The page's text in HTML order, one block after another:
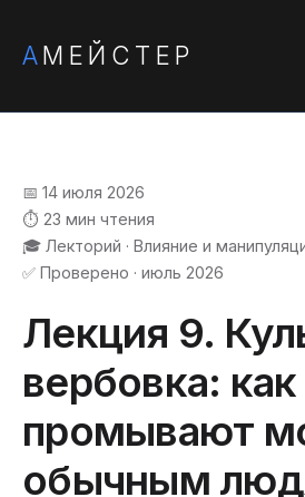
АМЕЙСТЕР
📅 14 июля 2026
⏱️ 23 мин чтения
🎓 Лекторий · Влияние и
✅ Проверено · июль 2026
Лекция 9.
вербовка: как
промывают
обычным